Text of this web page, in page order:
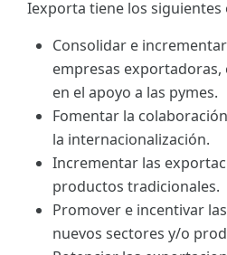
Iexporta tiene los siguientes
Consolidar e
empresas exportadoras,
en el apoyo a las pymes.
Fomentar la
la internacionalización.
Incrementar las
productos tradicionales.
Promover e incentivar
nuevos sectores y/o